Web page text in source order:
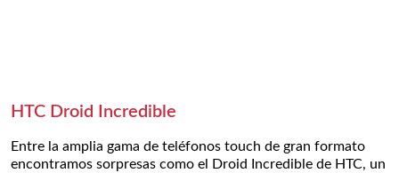
HTC Droid Incredible
Entre la amplia gama de teléfonos touch de gran formato
encontramos sorpresas como el Droid Incredible de HTC, un